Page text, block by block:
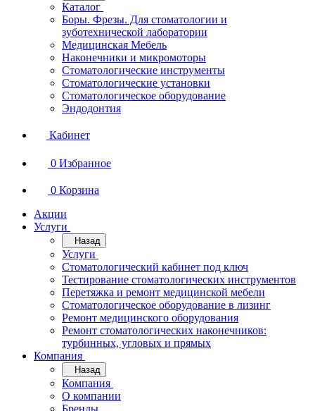
Каталог
Боры. Фрезы. Для стоматологии и
зуботехнической лаборатории
Медицинская Мебель
Наконечники и микромоторы
Стоматологические инструменты
Стоматологические установки
Стоматологическое оборудование
Эндодонтия
Кабинет
0 Избранное
0 Корзина
Акции
Услуги
Назад
Услуги
Стоматологический кабинет под ключ
Тестирование стоматологических инструментов
Перетяжка и ремонт медицинской мебели
Стоматологическое оборудование в лизинг
Ремонт медицинского оборудования
Ремонт стоматологических наконечников:
турбинных, угловых и прямых
Компания
Назад
Компания
О компании
Бренды